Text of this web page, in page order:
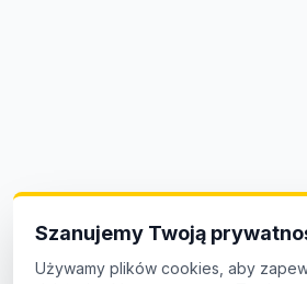
Szanujemy Twoją
Używamy plików cookies, aby